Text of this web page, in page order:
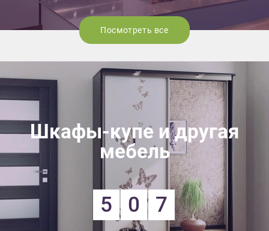
Посмотреть все
Шкафы-купе и другая
мебель
5 0 7